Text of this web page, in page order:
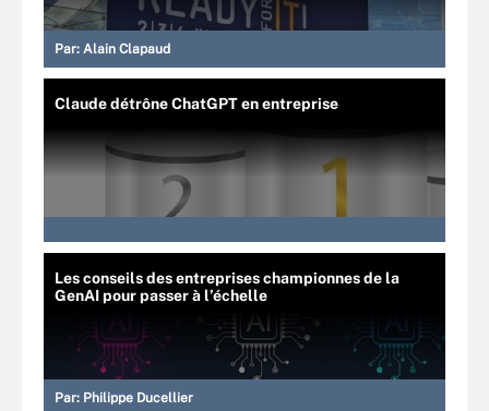
Par: Alain Clapaud
Claude détrône ChatGPT en entreprise
Les conseils des entreprises championnes de la
GenAI pour passer à l’échelle
Par: Philippe Ducellier